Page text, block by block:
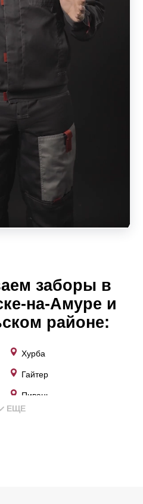
заборы в
на-Амуре и
районе:
Хурба
Гайтер
Пивань
ЕЩЕ